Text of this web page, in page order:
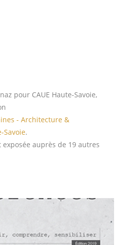
pour CAUE Haute-Savoie,
- Architecture &
Savoie.
exposée auprès de 19 autres